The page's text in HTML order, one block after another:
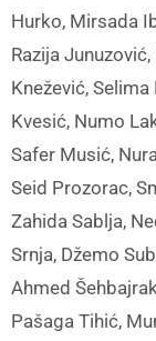
Hurko, Mirsada
Razija
Knežević,
Kvesić, Numo
Safer Musić,
Seid Prozorac,
Zahida Sablja,
Srnja, Džemo
Ahmed
Pašaga Tihić,